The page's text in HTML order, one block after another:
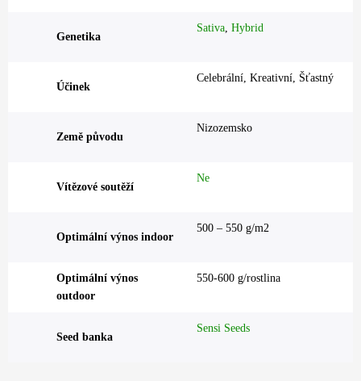
Genetika
Sativa, Hybrid
Účinek
Celebrální, Kreativní, Šťastný
Země původu
Nizozemsko
Vítězové soutěží
Ne
Optimální výnos indoor
500 – 550 g/m2
Optimální výnos
outdoor
550-600 g/rostlina
Seed banka
Sensi Seeds